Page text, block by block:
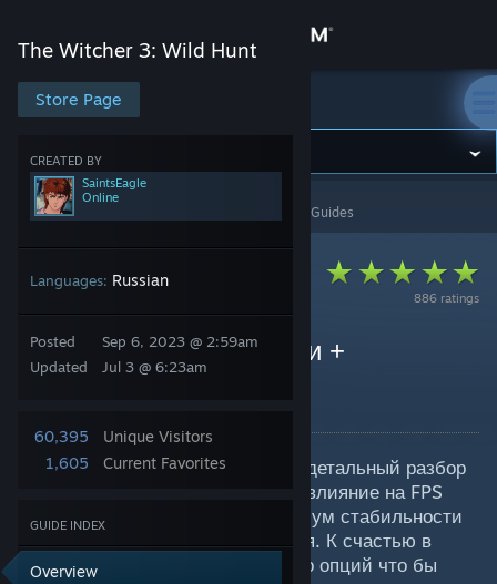
Store
Community
About
Support
Change language
View desktop website
The Witcher 3: Wild Hunt
Store Page
CREATED BY
SaintsEagle
Online
Languages: Russian
Posted
Updated
Sep 6, 2023 @ 2:59am
Jul 3 @ 6:23am
60,395
Unique Visitors
1,605
Current Favorites
GUIDE INDEX
Overview
The Witcher 3: Wild Hunt
The Witcher 3: Wild Hunt SaintsEagle's Guides
886 ratings
Обзор настроек графики +
Оптимизация
В этом гайде я проведу душный детальный разбор
всех графических настроек и их влияние на FPS
дабы помочь вам выжать максимум стабильности
без потери качества изображения. К счастью в
игре CD RED доступно множество опций что бы